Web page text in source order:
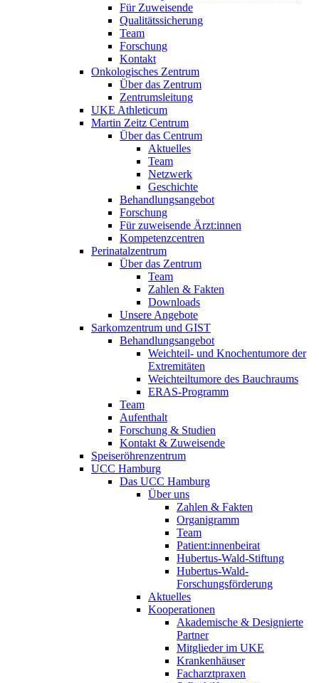
Für Zuweisende
Qualitätssicherung
Team
Forschung
Kontakt
Onkologisches Zentrum
Über das Zentrum
Zentrumsleitung
UKE Athleticum
Martin Zeitz Centrum
Über das Centrum
Aktuelles
Team
Netzwerk
Geschichte
Behandlungsangebot
Forschung
Für zuweisende Ärzt:innen
Kompetenzcentren
Perinatalzentrum
Über das Zentrum
Team
Zahlen & Fakten
Downloads
Unsere Angebote
Sarkomzentrum und GIST
Behandlungsangebot
Weichteil- und Knochentumore der
Extremitäten
Weichteiltumore des Bauchraums
ERAS-Programm
Team
Aufenthalt
Forschung & Studien
Kontakt & Zuweisende
Speiseröhrenzentrum
UCC Hamburg
Das UCC Hamburg
Über uns
Zahlen & Fakten
Organigramm
Team
Patient:innenbeirat
Hubertus-Wald-Stiftung
Hubertus-Wald-
Forschungsförderung
Aktuelles
Kooperationen
Akademische & Designierte
Partner
Mitglieder im UKE
Krankenhäuser
Facharztpraxen